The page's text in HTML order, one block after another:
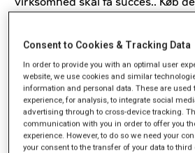
og slip for daglige
Få et tilbud
Motorydelse
Vægt
Consent to Cookies & Tracking Data
In order to provide you with an optimal user
website, we use cookies and similar
information and personal data. These are used
experience, for analysis, to integrate social
advertising through to cross-device tracking.
communication with you in order to offer you
experience. However, to do so we need your
your consent to the transfer of your data to